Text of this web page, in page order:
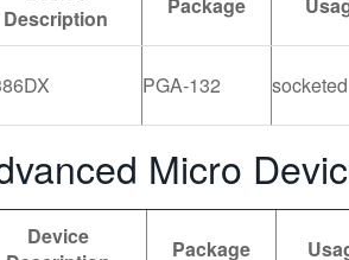
Description
PGA-132 socketed
Micro
Device
Package